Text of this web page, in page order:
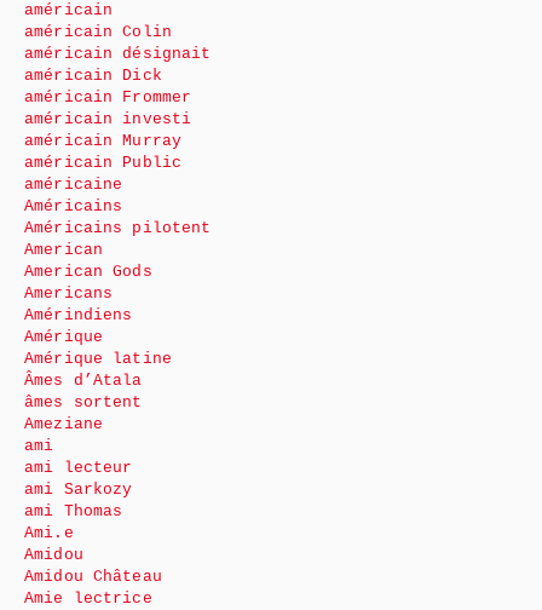
américain
américain Colin
américain désignait
américain Dick
américain Frommer
américain investi
américain Murray
américain Public
américaine
Américains
Américains pilotent
American
American Gods
Americans
Amérindiens
Amérique
Amérique latine
Âmes d’Atala
âmes sortent
Ameziane
ami
ami lecteur
ami Sarkozy
ami Thomas
Ami.e
Amidou
Amidou Château
Amie lectrice